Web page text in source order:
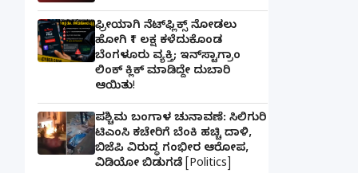
ಫ್ರೀಯಾಗಿ ನೆಟ್‌ಫ್ಲಿಕ್ಸ್ ನೋಡಲು
ಹೋಗಿ ₹1 ಲಕ್ಷ ಕಳೆದುಕೊಂಡ
ಬೆಂಗಳೂರು ವ್ಯಕ್ತಿ; ಇನ್‌ಸ್ಟಾಗ್ರಾಂ
ಲಿಂಕ್ ಕ್ಲಿಕ್ ಮಾಡಿದ್ದೇ ದುಬಾರಿ
ಆಯಿತು!
ಪಶ್ಚಿಮ ಬಂಗಾಳ ಚುನಾವಣೆ: ಸಿಲಿಗುರಿ
ಟಿಎಂಸಿ ಕಚೇರಿಗೆ ಬೆಂಕಿ ಹಚ್ಚಿ ದಾಳಿ,
ಬಿಜೆಪಿ ವಿರುದ್ಧ ಗಂಭೀರ ಆರೋಪ,
ವಿಡಿಯೋ ಬಿಡುಗಡೆ [Politics]